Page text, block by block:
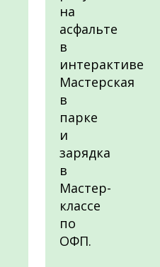
на
асфальте
в
интерактиве
Мастерская
в
парке
и
зарядка
в
Мастер-
классе
по
ОФП.